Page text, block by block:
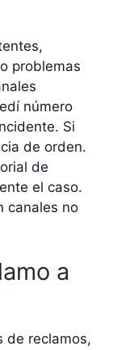
problemas
número
Si
de orden.
de
el caso.
canales no
a
de reclamos,